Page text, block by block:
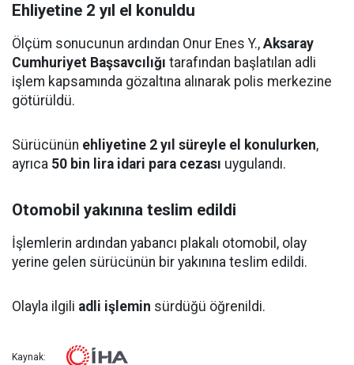
Ehliyetine 2 yıl el konuldu
Ölçüm sonucunun ardından Onur Enes Y., Aksaray
Cumhuriyet Başsavcılığı tarafından başlatılan adli
işlem kapsamında gözaltına alınarak polis merkezine
götürüldü.
Sürücünün ehliyetine 2 yıl süreyle el konulurken,
ayrıca 50 bin lira idari para cezası uygulandı.
Otomobil yakınına teslim edildi
İşlemlerin ardından yabancı plakalı otomobil, olay
yerine gelen sürücünün bir yakınına teslim edildi.
Olayla ilgili adli işlemin sürdüğü öğrenildi.
Kaynak: